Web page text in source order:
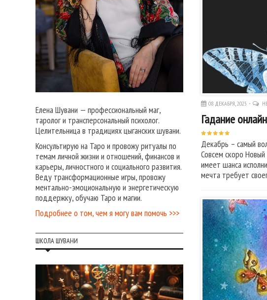
08 ДЕКАБРЯ, 2025
Гадание
Декабрь – самый
Совсем скоро
имеет шанса
мечта требует
Елена Шувани — профессиональный маг,
таролог и трансперсональный психолог.
Целительница в традициях цыганских шувани.
Консультирую на Таро и провожу ритуалы по
темам личной жизни и отношений, финансов и
карьеры, личностного и социального развития.
Веду трансформационные игры, провожу
ментально-эмоциональную и энергетическую
поддержку, обучаю Таро и магии.
Подробнее о том, чем я могу вам помочь >>>
ШКОЛА ШУВАНИ